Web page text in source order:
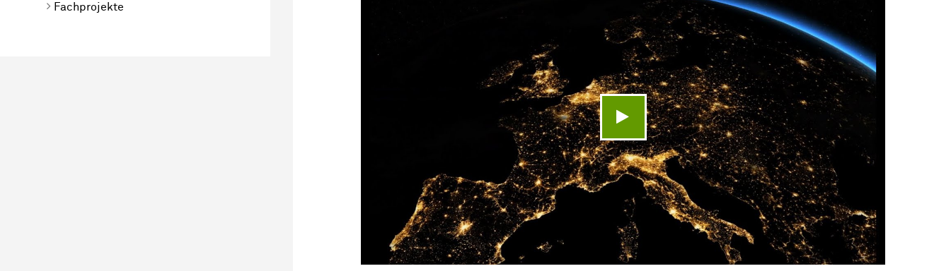
Fachprojekte
Video abspielen